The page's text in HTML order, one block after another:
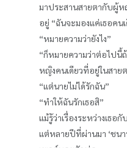
มาประสานสายตากับผู้ห
อยู่ “ฉันจะมองแค่เธอคน
“หมายความว่ายังไง”
“ก็หมายความว่าต่อไปนี้
หญิงคนเดียวที่อยู่ในสาย
“แต่นายไม่ได้รักฉัน”
“ทำให้ฉันรักเธอสิ”
แม้รู้ว่าเรื่องระหว่างเธอ
แต่หลายปีที่ผ่านมา ‘ชน